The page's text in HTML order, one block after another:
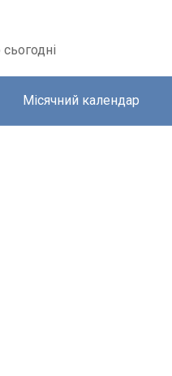
Місячний календар